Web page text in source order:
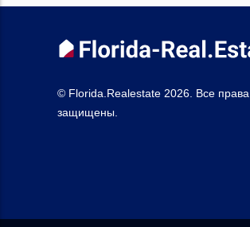
© Florida.Realestate 2026. Все права
защищены.